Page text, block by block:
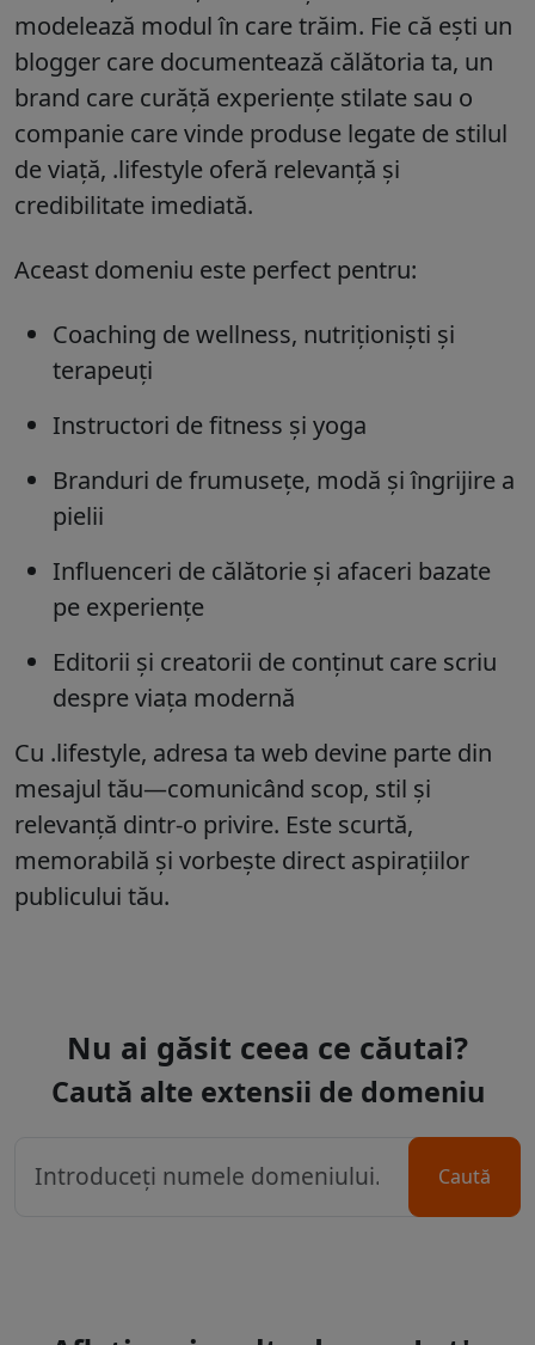
modelează modul în care trăim. Fie că ești un
blogger care documentează călătoria ta, un
brand care curăță experiențe stilate sau o
companie care vinde produse legate de stilul
de viață, .lifestyle oferă relevanță și
credibilitate imediată.
Aceast domeniu este perfect pentru:
Coaching de wellness, nutriționiști și
terapeuți
Instructori de fitness și yoga
Branduri de frumusețe, modă și îngrijire a
pielii
Influenceri de călătorie și afaceri bazate
pe experiențe
Editorii și creatorii de conținut care scriu
despre viața modernă
Cu .lifestyle, adresa ta web devine parte din
mesajul tău—comunicând scop, stil și
relevanță dintr-o privire. Este scurtă,
memorabilă și vorbește direct aspirațiilor
publicului tău.
Nu ai găsit ceea ce căutai?
Caută alte extensii de domeniu
Caută